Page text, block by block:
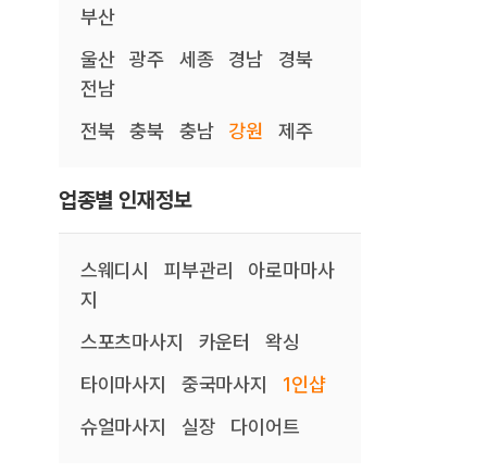
부산
울산
광주 세종 경남
경북
전남
전북
충북 충남 강원 제주
업종별 인재정보
스웨디시 피부관리
아로마마사
지
스포츠마사지
카운터
왁싱
타이마사지
중국마사지
1인샵
슈얼마사지
실장 다이어트